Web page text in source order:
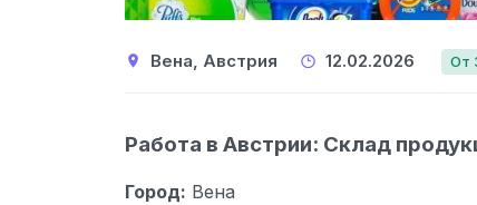
Вена, Австрия 12.02.2026 От
Работа в Австрии: Склад
Город: Вена